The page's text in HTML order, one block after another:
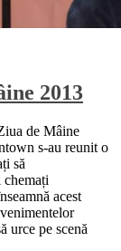
2013
de Mâine
s-au reunit o
să
acest
urce pe scenă